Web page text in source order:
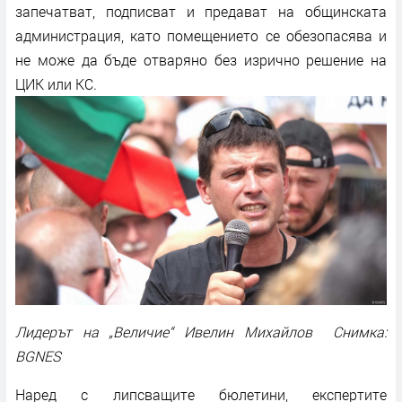
запечатват, подписват и предават на общинската
администрация, като помещението се обезопасява и
не може да бъде отваряно без изрично решение на
ЦИК или КС.
Лидерът на „Величие“ Ивелин Михайлов Снимка:
BGNES
Наред с липсващите бюлетини, експертите